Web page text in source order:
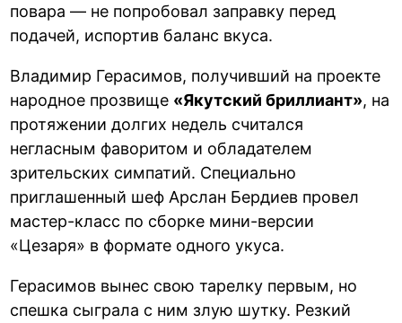
повара — не попробовал заправку перед
подачей, испортив баланс вкуса.
Владимир Герасимов, получивший на проекте
народное прозвище «Якутский бриллиант», на
протяжении долгих недель считался
негласным фаворитом и обладателем
зрительских симпатий. Специально
приглашенный шеф Арслан Бердиев провел
мастер-класс по сборке мини-версии
«Цезаря» в формате одного укуса.
Герасимов вынес свою тарелку первым, но
спешка сыграла с ним злую шутку. Резкий